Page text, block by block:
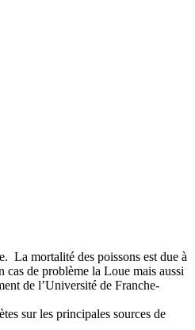
La mortalité des poissons est due à
cas de problème la Loue mais aussi
de l’Université de Franche-
sur les principales sources de